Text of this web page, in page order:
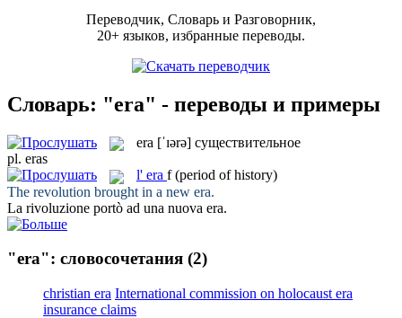
Переводчик, Словарь и Разговорник,
20+ языков, избранные переводы.
Словарь: "era" - переводы и примеры
era [ˈɪərə] существительное
pl. eras
l' era f (period of history)
The revolution brought in a new era.
La rivoluzione portò ad una nuova era.
"era": словосочетания (2)
christian era International commission on holocaust era
insurance claims